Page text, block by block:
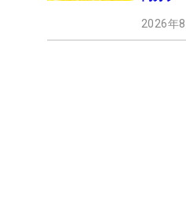
2026年